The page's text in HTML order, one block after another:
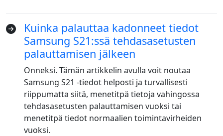
Kuinka palauttaa kadonneet tiedot
Samsung S21:ssä tehdasasetusten
palauttamisen jälkeen
Onneksi. Tämän artikkelin avulla voit noutaa
Samsung S21 -tiedot helposti ja turvallisesti
riippumatta siitä, menetitpä tietoja vahingossa
tehdasasetusten palauttamisen vuoksi tai
menetitpä tiedot normaalien toimintavirheiden
vuoksi.
Language Switch
English Nederlands
Tiếng Việt